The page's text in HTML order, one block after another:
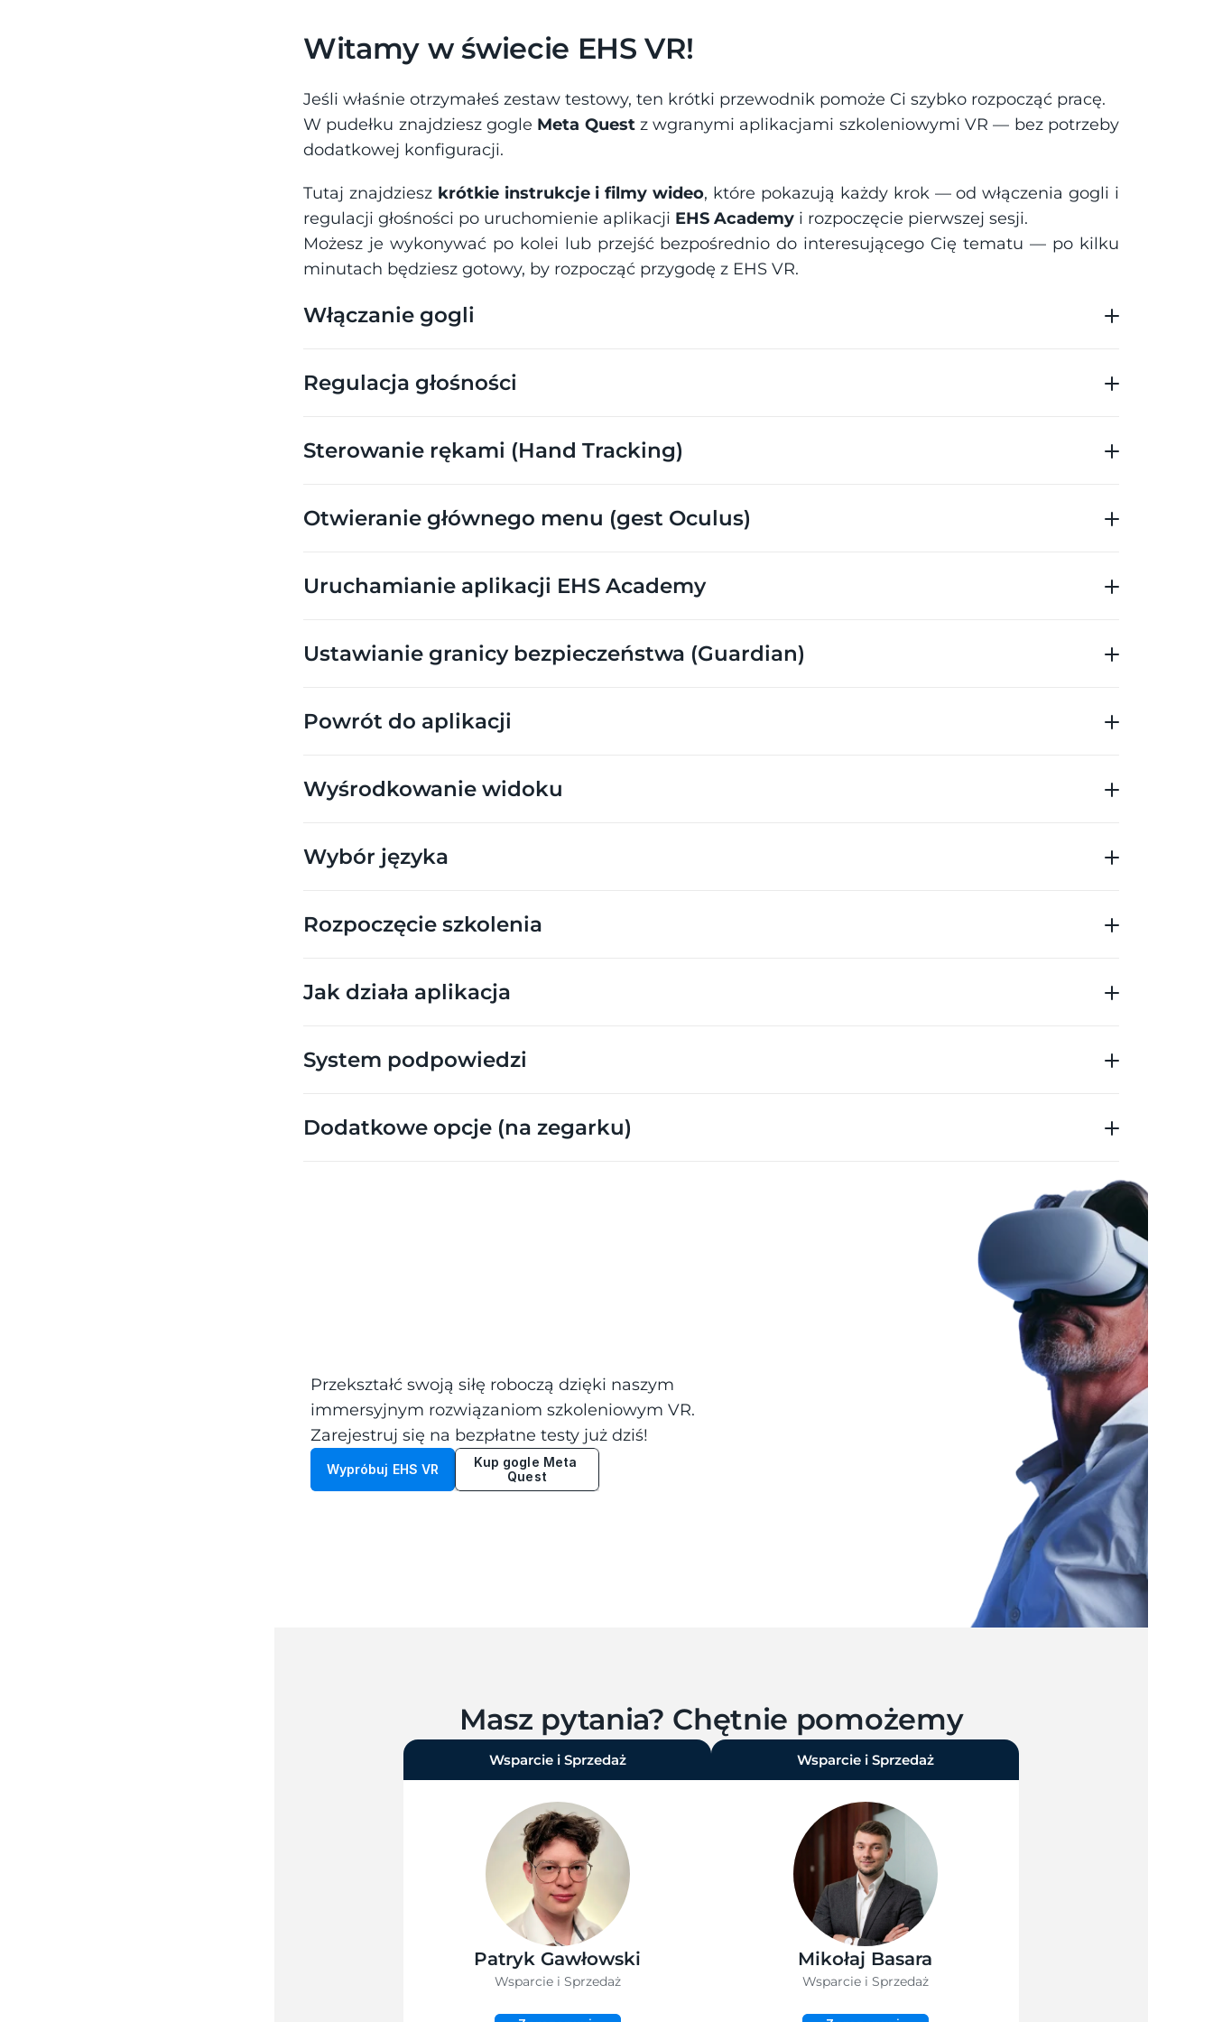
Witamy w świecie EHS VR!
Jeśli właśnie otrzymałeś zestaw testowy, ten krótki przewodnik pomoże Ci szybko rozpocząć pracę.
W pudełku znajdziesz gogle Meta Quest z wgranymi aplikacjami szkoleniowymi VR — bez potrzeby
dodatkowej konfiguracji.
Tutaj znajdziesz krótkie instrukcje i filmy wideo, które pokazują każdy krok — od włączenia gogli i
regulacji głośności po uruchomienie aplikacji EHS Academy i rozpoczęcie pierwszej sesji.
Możesz je wykonywać po kolei lub przejść bezpośrednio do interesującego Cię tematu — po kilku
minutach będziesz gotowy, by rozpocząć przygodę z EHS VR.
Włączanie gogli
Regulacja głośności
Sterowanie rękami (Hand Tracking)
Otwieranie głównego menu (gest Oculus)
Uruchamianie aplikacji EHS Academy
Ustawianie granicy bezpieczeństwa (Guardian)
Powrót do aplikacji
Wyśrodkowanie widoku
Wybór języka
Rozpoczęcie szkolenia
Jak działa aplikacja
System podpowiedzi
Dodatkowe opcje (na zegarku)
Przekształć swoją siłę roboczą dzięki naszym
immersyjnym rozwiązaniom szkoleniowym VR.
Zarejestruj się na bezpłatne testy już dziś!
Wypróbuj EHS VR
Kup gogle Meta
Quest
Masz pytania? Chętnie pomożemy
Wsparcie i Sprzedaż
Patryk Gawłowski
Wsparcie i Sprzedaż
Wsparcie i Sprzedaż
Mikołaj Basara
Wsparcie i Sprzedaż